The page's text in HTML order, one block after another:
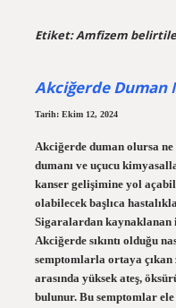
Etiket:Amfizem
Akciğerde Duman
Tarih: Ekim 12, 2024
Akciğerde duman olursa
dumanı ve uçucu
kanser gelişimine yol
olabilecek başlıca
Sigaralardan kaynaklanan
Akciğerde sıkıntı olduğu
semptomlarla ortaya çıkan
arasında yüksek ateş,
bulunur. Bu semptomlar